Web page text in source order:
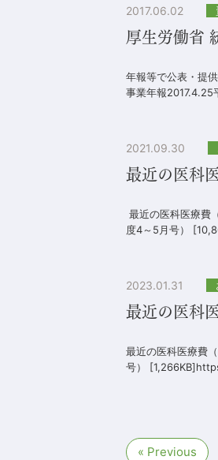
2017.06.02
厚生労働省
年報等で公表・提
事業年報2017.4.25
2021.09.30
最近の医科
最近の医科医療費
度4～5月号）
2023.01.31
最近の医科
最近の医科医療費
号）
« Previous